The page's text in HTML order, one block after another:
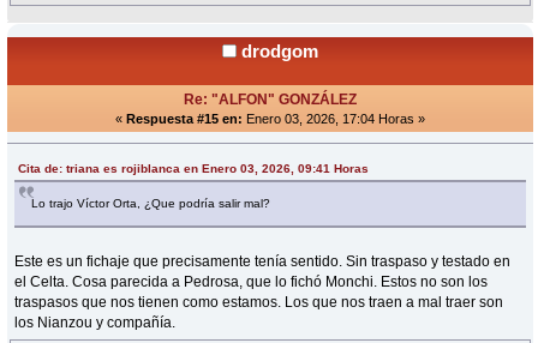
drodgom
Re: "ALFON" GONZÁLEZ
« Respuesta #15 en: Enero 03, 2026, 17:04 Horas »
Cita de: triana es rojiblanca en Enero 03, 2026, 09:41 Horas
Lo trajo Víctor Orta, ¿Que podría salir mal?
Este es un fichaje que precisamente tenía sentido. Sin traspaso y testado en
el Celta. Cosa parecida a Pedrosa, que lo fichó Monchi. Estos no son los
traspasos que nos tienen como estamos. Los que nos traen a mal traer son
los Nianzou y compañía.